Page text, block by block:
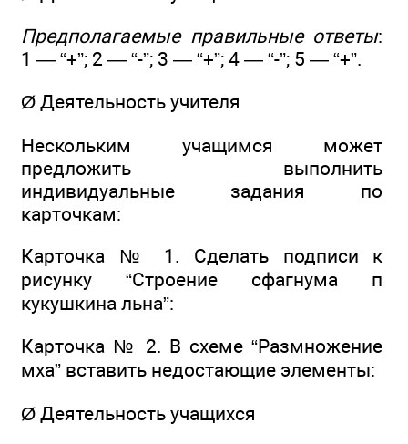
Предполагаемые правильные ответы:
1 — “+”; 2 — “-”; 3 — “+”; 4 — “-”; 5 — “+”.
Ø Деятельность учителя
Нескольким учащимся может
предложить выполнить
индивидуальные задания по
карточкам:
Карточка № 1. Сделать подписи к
рисунку “Строение сфагнума п
кукушкина льна”:
Карточка № 2. В схеме “Размножение
мха” вставить недостающие элементы:
Ø Деятельность учащихся